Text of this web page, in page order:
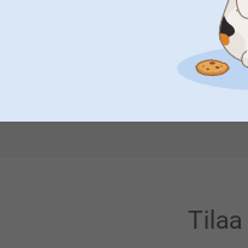
Olemme